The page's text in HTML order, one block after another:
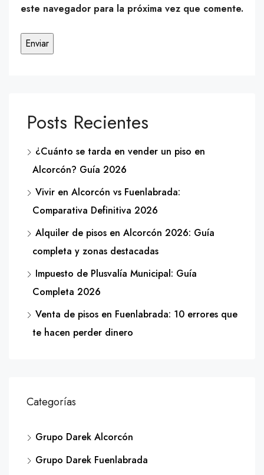
este navegador para la próxima vez que comente.
Posts Recientes
¿Cuánto se tarda en vender un piso en
Alcorcón? Guía 2026
Vivir en Alcorcón vs Fuenlabrada:
Comparativa Definitiva 2026
Alquiler de pisos en Alcorcón 2026: Guía
completa y zonas destacadas
Impuesto de Plusvalía Municipal: Guía
Completa 2026
Venta de pisos en Fuenlabrada: 10 errores que
te hacen perder dinero
Categorías
Grupo Darek Alcorcón
Grupo Darek Fuenlabrada